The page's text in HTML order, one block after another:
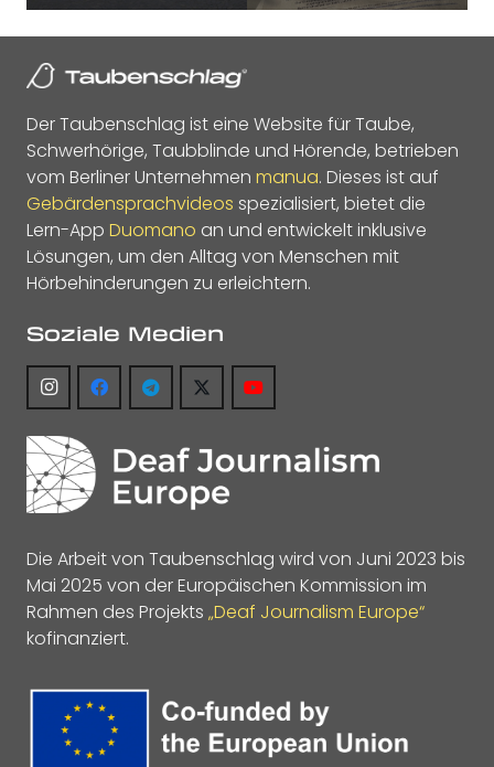
Der Taubenschlag ist eine Website für Taube,
Schwerhörige, Taubblinde und Hörende, betrieben
vom Berliner Unternehmen manua. Dieses ist auf
Gebärdensprachvideos spezialisiert, bietet die
Lern-App Duomano an und entwickelt inklusive
Lösungen, um den Alltag von Menschen mit
Hörbehinderungen zu erleichtern.
Soziale Medien
Die Arbeit von Taubenschlag wird von Juni 2023 bis
Mai 2025 von der Europäischen Kommission im
Rahmen des Projekts „Deaf Journalism Europe“
kofinanziert.